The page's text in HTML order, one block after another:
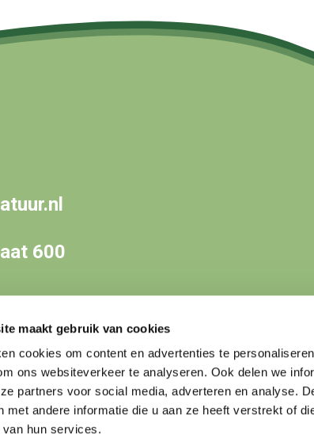
maakt gebruik van cookies
cookies om content en advertenties te
ons websiteverkeer te analyseren. Ook delen we
partners voor social media, adverteren en analyse.
met andere informatie die u aan ze heeft verstrekt of
van hun services.
600